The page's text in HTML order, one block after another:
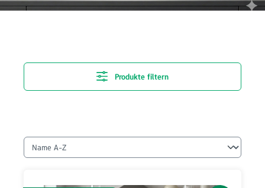
Produkte filtern